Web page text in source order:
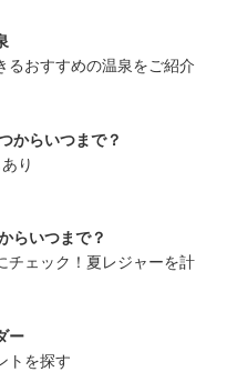
るおすすめの温泉をご紹介
からいつまで？
り
らいつまで？
チェック！夏レジャーを計
ー
トを探す